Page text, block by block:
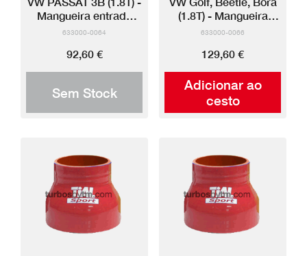
Sem Stock
Mangueira entrada
silicone
633000-0064
92,60 €
Adicionar ao
cesto
(1.8T) - Mangueira
entrada silicone
633000-0066
129,60 €